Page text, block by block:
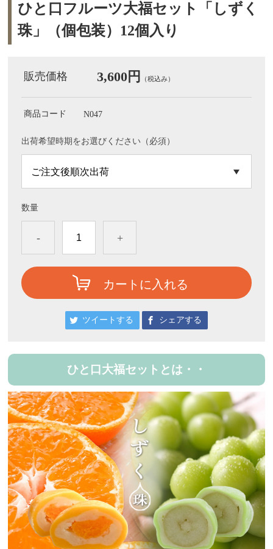
ひと口フルーツ大福セット「しずく
珠」（個包装）12個入り
販売価格 3,600円 （税込み）
商品コード N047
出荷希望時期をお選びください（必須）
数量
- +
カートに入れる
ツイートする シェアする
ひと口大福セットとは・・